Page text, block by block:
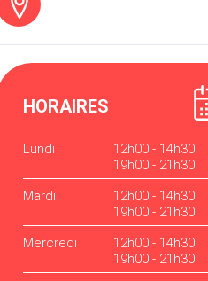
HORAIRES
Lundi
12h00 - 14h30
19h00 - 21h30
Mardi
12h00 - 14h30
19h00 - 21h30
Mercredi
12h00 - 14h30
19h00 - 21h30